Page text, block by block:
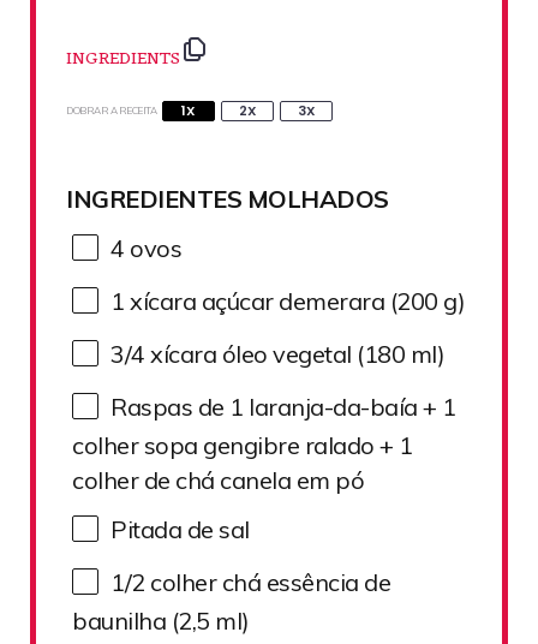
INGREDIENTS
DOBRAR A RECEITA 1X 2X 3X
INGREDIENTES MOLHADOS
4 ovos
1 xícara açúcar demerara (200 g)
3/4 xícara óleo vegetal (180 ml)
Raspas de 1 laranja-da-baía + 1
colher sopa gengibre ralado + 1
colher de chá canela em pó
Pitada de sal
1/2 colher chá essência de
baunilha (2,5 ml)